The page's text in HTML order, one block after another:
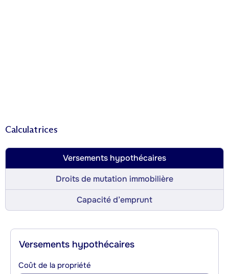
Calculatrices
Versements hypothécaires
Droits de mutation immobilière
Capacité d’emprunt
Versements hypothécaires
Coût de la propriété